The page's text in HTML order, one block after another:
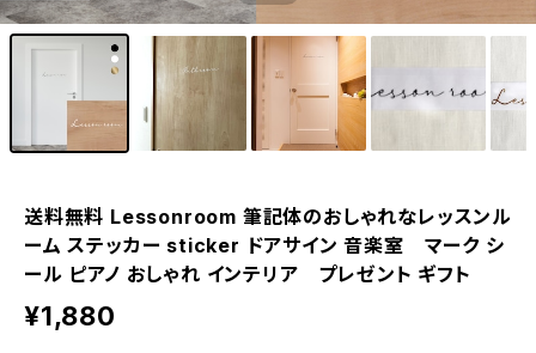
送料無料 Lessonroom 筆記体のおしゃれなレッスンル
ーム ステッカー sticker ドアサイン 音楽室 マーク シ
ール ピアノ おしゃれ インテリア プレゼント ギフト
¥1,880